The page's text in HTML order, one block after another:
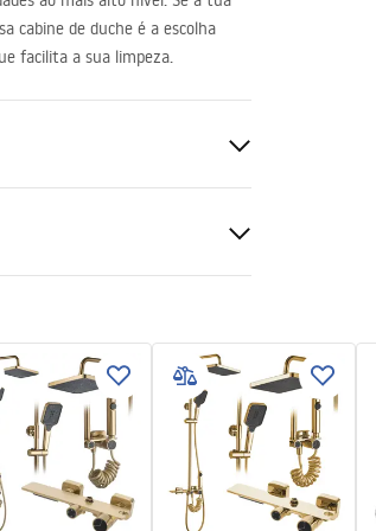
cabine de duche é a escolha
facilita a sua limpeza.
de chuveiro ou piso
montażu kabiny